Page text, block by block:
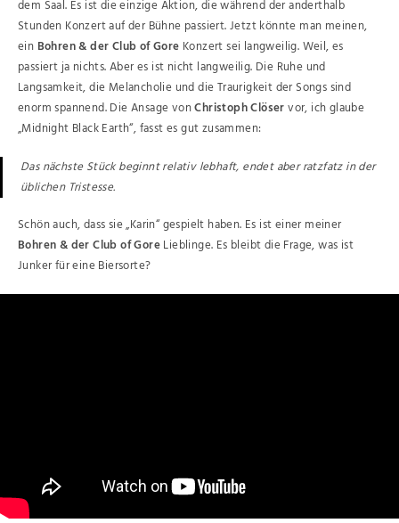
dem Saal. Es ist die einzige Aktion, die während der anderthalb
Stunden Konzert auf der Bühne passiert. Jetzt könnte man meinen,
ein Bohren & der Club of Gore Konzert sei langweilig. Weil, es
passiert ja nichts. Aber es ist nicht langweilig. Die Ruhe und
Langsamkeit, die Melancholie und die Traurigkeit der Songs sind
enorm spannend. Die Ansage vonChristoph Clöservor, ich glaube
„Midnight Black Earth“, fasst es gut zusammen:
Das nächste Stück beginnt relativ lebhaft, endet aber ratzfatz in der
üblichen Tristesse.
Schön auch, dass sie „Karin“ gespielt haben. Es ist einer meiner
Bohren & der Club of GoreLieblinge. Es bleibt die Frage, was ist
Junker für eine Biersorte?